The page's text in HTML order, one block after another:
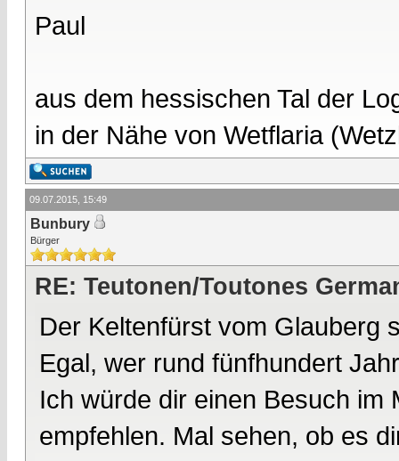
Paul
aus dem hessischen Tal der
in der Nähe von Wetflaria
09.07.2015, 15:49
Bunbury
Bürger
RE: Teutonen/Toutones
Der Keltenfürst vom Glauberg
Egal, wer rund fünfhundert
Ich würde dir einen Besuch im
empfehlen. Mal sehen, ob es